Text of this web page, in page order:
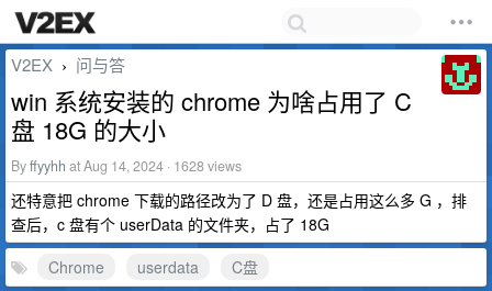
V2EX › 问与答
win 系统安装的 chrome 为啥占用了 C
盘 18G 的大小
Byffyyhh at Aug 14, 2024 · 1628 views
还特意把 chrome 下载的路径改为了 D 盘，还是占用这么多 G ，排
查后，c 盘有个 userData 的文件夹，占了 18G
Chrome
userdata
C盘